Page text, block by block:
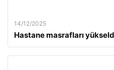
14/12/2025
Hastane masrafları